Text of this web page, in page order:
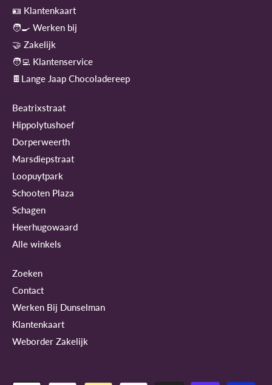
🪪 Klantenkaart
🧑‍🍳 Werken bij
🤝 Zakelijk
🧑‍💻 Klantenservice
🍫Lange Jaap Chocoladereep
Beatrixstraat
Hippolytushoef
Dorperweerth
Marsdiepstraat
Loopuytpark
Schooten Plaza
Schagen
Heerhugowaard
Alle winkels
Zoeken
Contact
Werken Bij Dunselman
Klantenkaart
Weborder Zakelijk